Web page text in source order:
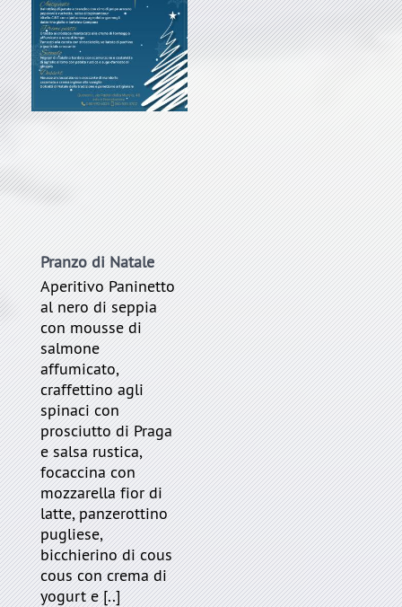
Pranzo di Natale
Aperitivo Paninetto
al nero di seppia
con mousse di
salmone
affumicato,
craffettino agli
spinaci con
prosciutto di Praga
e salsa rustica,
focaccina con
mozzarella fior di
latte, panzerottino
pugliese,
bicchierino di cous
cous con crema di
yogurt e [..]